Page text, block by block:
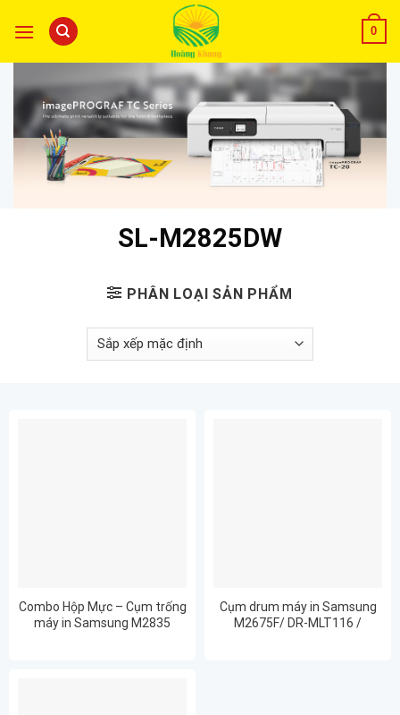
0
SL-M2825DW
PHÂN LOẠI SẢN PHẨM
Combo Hộp Mực – Cụm trống
máy in Samsung M2835
Cụm drum máy in Samsung
M2675F/ DR-MLT116 /